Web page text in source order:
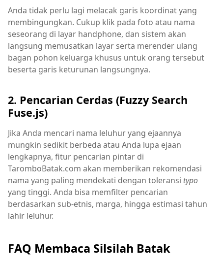
Anda tidak perlu lagi melacak garis koordinat yang
membingungkan. Cukup klik pada foto atau nama
seseorang di layar handphone, dan sistem akan
langsung memusatkan layar serta merender ulang
bagan pohon keluarga khusus untuk orang tersebut
beserta garis keturunan langsungnya.
2. Pencarian Cerdas (Fuzzy Search
Fuse.js)
Jika Anda mencari nama leluhur yang ejaannya
mungkin sedikit berbeda atau Anda lupa ejaan
lengkapnya, fitur pencarian pintar di
TaromboBatak.com akan memberikan rekomendasi
nama yang paling mendekati dengan toleransi typo
yang tinggi. Anda bisa memfilter pencarian
berdasarkan sub-etnis, marga, hingga estimasi tahun
lahir leluhur.
FAQ Membaca Silsilah Batak